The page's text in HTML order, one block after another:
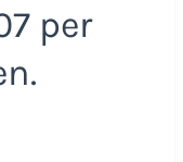
per